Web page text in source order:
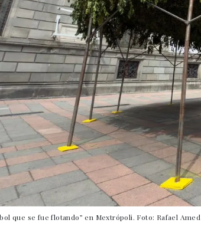
que se fue flotando” en Mextrópoli. Foto: Rafael